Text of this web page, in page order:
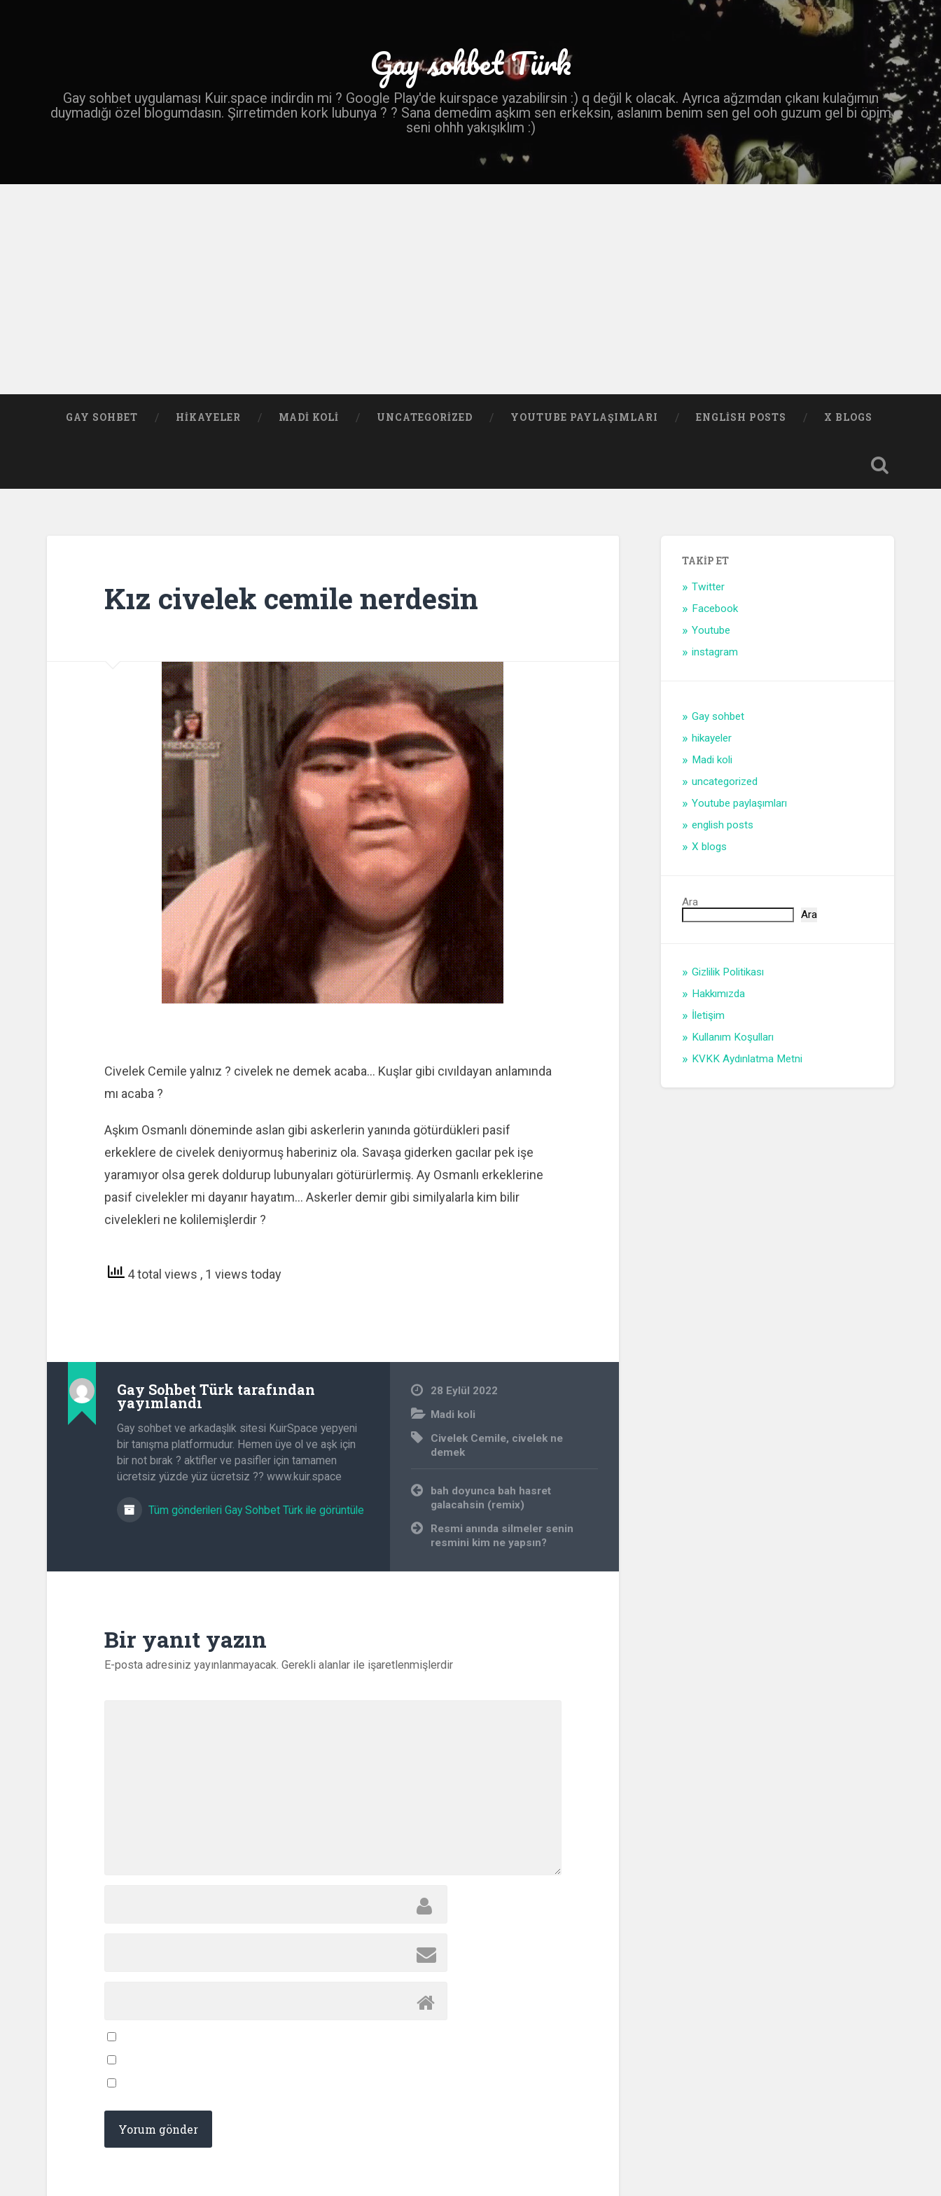
Gay sohbet Türk
Gay sohbet uygulaması Kuir.space indirdin mi ? Google Play'de kuirspace yazabilirsin :) q değil k olacak. Ayrıca ağzımdan çıkanı kulağımın
duymadığı özel blogumdasın. Şirretimden kork lubunya ? ? Sana demedim aşkım sen erkeksin, aslanım benim sen gel ooh guzum gel bi öpim
seni ohhh yakışıklım :)
GAY SOHBET HIKAYELER MADI KOLI UNCATEGORIZED YOUTUBE PAYLAŞIMLARI ENGLISH POSTS X BLOGS
Kız civelek cemile nerdesin
Civelek Cemile yalnız ? civelek ne demek acaba… Kuşlar gibi cıvıldayan anlamında
mı acaba ?
Aşkım Osmanlı döneminde aslan gibi askerlerin yanında götürdükleri pasif
erkeklere de civelek deniyormuş haberiniz ola. Savaşa giderken gacılar pek işe
yaramıyor olsa gerek doldurup lubunyaları götürürlermiş. Ay Osmanlı erkeklerine
pasif civelekler mi dayanır hayatım… Askerler demir gibi similyalarla kim bilir
civelekleri ne kolilemişlerdir ?
4 total views , 1 views today
Gay Sohbet Türk tarafından
yayımlandı
Gay sohbet ve arkadaşlık sitesi KuirSpace yepyeni
bir tanışma platformudur. Hemen üye ol ve aşk için
bir not bırak ? aktifler ve pasifler için tamamen
ücretsiz yüzde yüz ücretsiz ?? www.kuir.space
Tüm gönderileri Gay Sohbet Türk ile görüntüle
28 Eylül 2022
Madi koli
Civelek Cemile, civelek ne
demek
Yazı
gezinmesi
bah doyunca bah hasret
galacahsin (remix)
Resmi anında silmeler senin
resmini kim ne yapsın?
Bir yanıt yazın
E-posta adresiniz yayınlanmayacak. Gerekli alanlar ile işaretlenmişlerdir
TAKIP ET
Twitter
Facebook
Youtube
instagram
Gay sohbet
hikayeler
Madi koli
uncategorized
Youtube paylaşımları
english posts
X blogs
Ara
Ara
Gizlilik Politikası
Hakkımızda
İletişim
Kullanım Koşulları
KVKK Aydınlatma Metni